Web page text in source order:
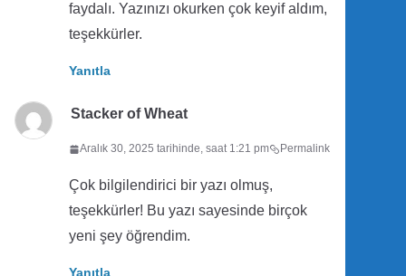
faydalı. Yazınızı okurken çok keyif aldım,
teşekkürler.
Yanıtla
Stacker of Wheat
Aralık 30, 2025 tarihinde, saat 1:21 pm Permalink
Çok bilgilendirici bir yazı olmuş,
teşekkürler! Bu yazı sayesinde birçok
yeni şey öğrendim.
Yanıtla